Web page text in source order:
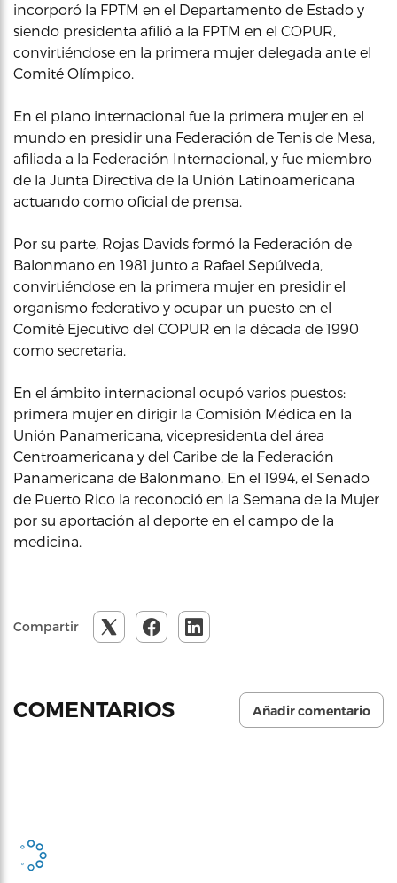
incorporó la FPTM en el Departamento de Estado y
siendo presidenta afilió a la FPTM en el COPUR,
convirtiéndose en la primera mujer delegada ante el
Comité Olímpico.
En el plano internacional fue la primera mujer en el
mundo en presidir una Federación de Tenis de Mesa,
afiliada a la Federación Internacional, y fue miembro
de la Junta Directiva de la Unión Latinoamericana
actuando como oficial de prensa.
Por su parte, Rojas Davids formó la Federación de
Balonmano en 1981 junto a Rafael Sepúlveda,
convirtiéndose en la primera mujer en presidir el
organismo federativo y ocupar un puesto en el
Comité Ejecutivo del COPUR en la década de 1990
como secretaria.
En el ámbito internacional ocupó varios puestos:
primera mujer en dirigir la Comisión Médica en la
Unión Panamericana, vicepresidenta del área
Centroamericana y del Caribe de la Federación
Panamericana de Balonmano. En el 1994, el Senado
de Puerto Rico la reconoció en la Semana de la Mujer
por su aportación al deporte en el campo de la
medicina.
Compartir
COMENTARIOS Añadir comentario